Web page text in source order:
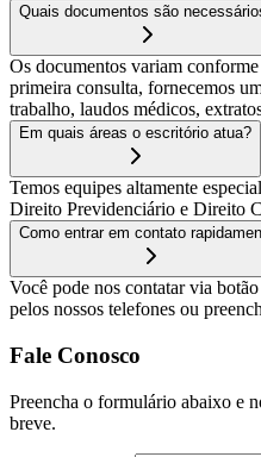
Quais documentos são
Os documentos variam
primeira consulta, fornecemos
trabalho, laudos médicos,
Em quais áreas o escritório atua?
Temos equipes altamente
Direito Previdenciário e Direito
Como entrar em contato
Você pode nos contatar via
pelos nossos telefones ou
Fale Conosco
Preencha o formulário abaixo e
breve.